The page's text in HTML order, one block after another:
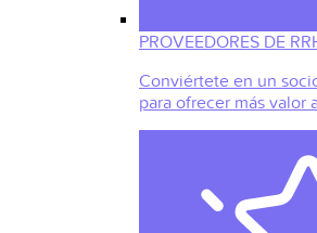
PROVEEDORES DE
Conviértete en un
para ofrecer más valor